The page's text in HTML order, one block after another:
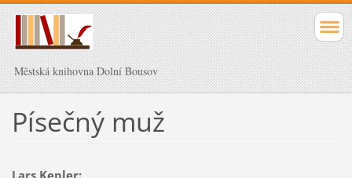
Městská knihovna Dolní Bousov
Písečný muž
Lars Kepler: